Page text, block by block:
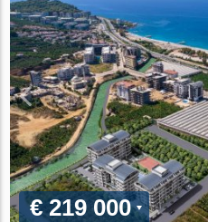
€ 219 000